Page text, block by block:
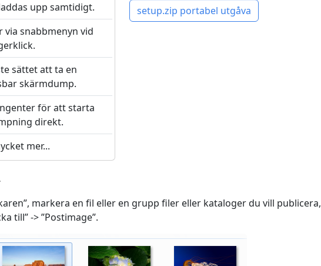
upp samtidigt.
via snabbmenyn vid
sättet att ta en
skärmdump.
för att starta
direkt.
mer...
setup.zip portabel utgåva
markera en fil eller en grupp filer eller kataloger du vill publicera,
till” -> ”Postimage”.